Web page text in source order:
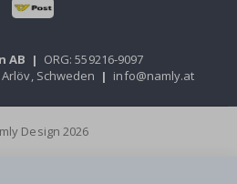
AB | ORG: 559216-9097
Schweden | info@namly.at
Design 2026